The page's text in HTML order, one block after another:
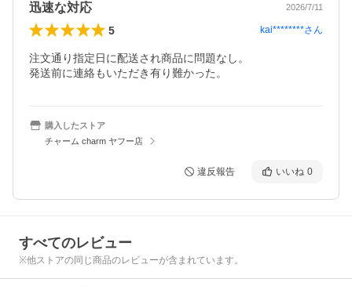
迅速な対応 2026/7/11
5 kai********さん
注文通り指定日に配送され商品に問題なし。
購入したストア
チャーム charm ヤフー店
違反報告 いいね 0
すべてのレビュー
※他ストアの同じ商品のレビューが含まれています。